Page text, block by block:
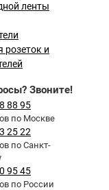
ленты
розеток и
Звоните!
88 95
по Москве
25 22
по Санкт-
95 45
по России